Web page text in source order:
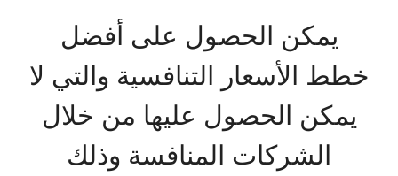
يمكن الحصول على أفضل
خطط الأسعار التنافسية والتي لا
يمكن الحصول عليها من خلال
الشركات المنافسة وذلك